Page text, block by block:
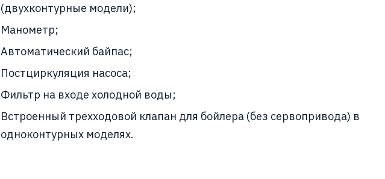
(двухконтурные модели);
Манометр;
Автоматический байпас;
Постциркуляция насоса;
Фильтр на входе холодной воды;
Встроенный трехходовой клапан для бойлера (без сервопривода) в
одноконтурных моделях.